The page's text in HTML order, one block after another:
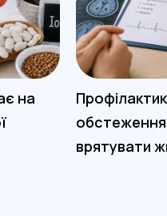
на
врятувати